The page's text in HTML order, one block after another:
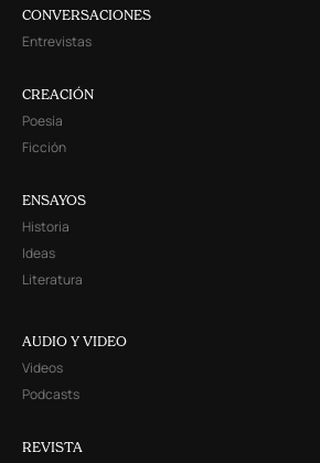
CONVERSACIONES
Entrevistas
CREACIÓN
Poesía
Ficción
ENSAYOS
Historia
Ideas
Literatura
AUDIO Y VIDEO
Videos
Podcasts
REVISTA